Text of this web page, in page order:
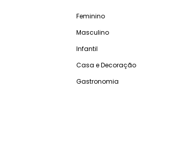
Feminino
Masculino
Infantil
Casa e Decoração
Gastronomia